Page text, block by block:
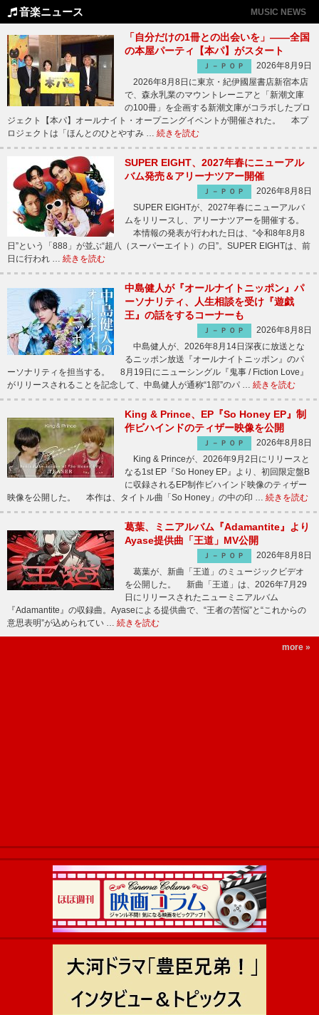
音楽ニュース MUSIC NEWS
「自分だけの1冊との出会いを」――全国
の本屋パーティ【本パ】がスタート
Ｊ－ＰＯＰ
2026年8月9日
2026年8月8日に東京・紀伊國屋書店新宿本店
で、森永乳業のマウントレーニアと「新潮文庫
の100冊」を企画する新潮文庫がコラボしたプロ
ジェクト【本パ】オールナイト・オープニングイベントが開催された。 本プ
ロジェクトは「ほんとのひとやすみ … 続きを読む
SUPER EIGHT、2027年春にニューアル
バム発売＆アリーナツアー開催
Ｊ－ＰＯＰ
2026年8月8日
SUPER EIGHTが、2027年春にニューアルバ
ムをリリースし、アリーナツアーを開催する。
本情報の発表が行われた日は、“令和8年8月8
日”という「888」が並ぶ“超八（スーパーエイト）の日”。SUPER EIGHTは、前
日に行われ … 続きを読む
中島健人が『オールナイトニッポン』パ
ーソナリティ、人生相談を受け『遊戯
王』の話をするコーナーも
Ｊ－ＰＯＰ
2026年8月8日
中島健人が、2026年8月14日深夜に放送とな
るニッポン放送『オールナイトニッポン』のパ
ーソナリティを担当する。 8月19日にニューシングル『鬼事 / Fiction Love』
がリリースされることを記念して、中島健人が通称“1部”のパ … 続きを読む
King & Prince、EP『So Honey EP』制
作ビハインドのティザー映像を公開
Ｊ－ＰＯＰ
2026年8月8日
King & Princeが、2026年9月2日にリリースと
なる1st EP『So Honey EP』より、初回限定盤B
に収録されるEP制作ビハインド映像のティザー
映像を公開した。 本作は、タイトル曲「So Honey」の中の印 … 続きを読む
葛葉、ミニアルバム『Adamantite』より
Ayase提供曲「王道」MV公開
Ｊ－ＰＯＰ
2026年8月8日
葛葉が、新曲「王道」のミュージックビデオ
を公開した。 新曲「王道」は、2026年7月29
日にリリースされたニューミニアルバム
『Adamantite』の収録曲。Ayaseによる提供曲で、“王者の苦悩”と“これからの
意思表明”が込められてい … 続きを読む
more »